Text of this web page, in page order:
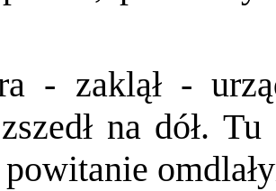
- zaklął -
na dół.